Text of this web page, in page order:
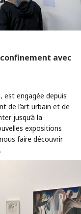
avec
est engagée depuis
de l’art urbain et de
jusqu’à la
expositions
faire découvrir